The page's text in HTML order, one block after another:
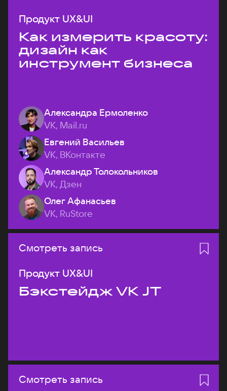
Продукт UX&UI
Как измерить красоту:
дизайн как
инструмент бизнеса
Александра Ермоленко
VK, Mail.ru
Евгений Васильев
VK, ВКонтакте
Александр Толокольников
VK, Дзен
Олег Афанасьев
VK, RuStore
Смотреть запись
Продукт UX&UI
Бэкстейдж VK JT
Смотреть запись